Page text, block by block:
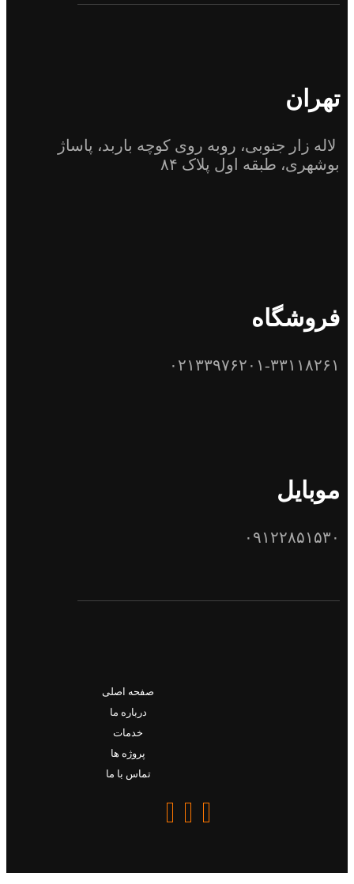
تهران
لاله زار جنوبی، روبه روی کوچه باربد، پاساژ
بوشهری، طبقه اول پلاک ۸۴
فروشگاه
۰۲۱۳۳۹۷۶۲۰۱-۳۳۱۱۸۲۶۱
موبایل
۰۹۱۲۲۸۵۱۵۳۰
صفحه اصلی
درباره ما
خدمات
پروژه ها
تماس با ما